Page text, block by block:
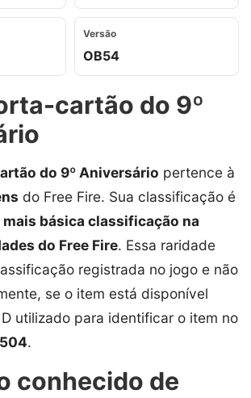
Versão
OB54
cartão do 9º
do 9º Aniversário pertence à
do Free Fire. Sua classificação é
mais básica classificação na
do Free Fire. Essa raridade
registrada no jogo e não
se o item está disponível
utilizado para identificar o item no
.
conhecido de